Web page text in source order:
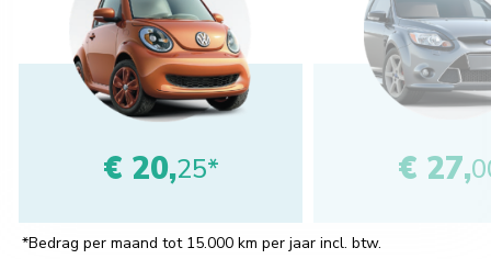
€ 20,25* € 27,
*Bedrag per maand tot 15.000 km per jaar incl. btw.